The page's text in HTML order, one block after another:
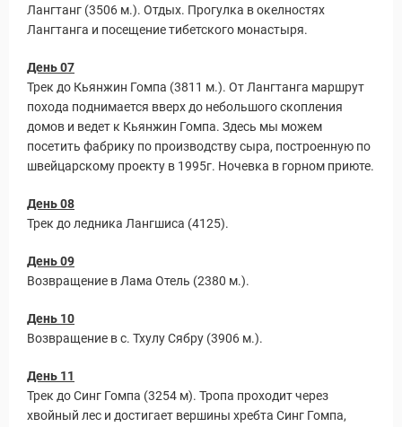
Туры
Лангтанг (3506 м.). Отдых. Прогулка в окелностях
Лангтанга и посещение тибетского монастыря.
День 07
Трек до Кьянжин Гомпа (3811 м.). От Лангтанга маршрут
похода поднимается вверх до небольшого скопления
домов и ведет к Кьянжин Гомпа. Здесь мы можем
посетить фабрику по производству сыра, построенную по
швейцарскому проекту в 1995г. Ночевка в горном приюте.
День 08
Трек до ледника Лангшиса (4125).
День 09
Возвращение в Лама Отель (2380 м.).
День 10
Возвращение в с. Тхулу Сябру (3906 м.).
День 11
Трек до Синг Гомпа (3254 м). Тропа проходит через
хвойный лес и достигает вершины хребта Синг Гомпа,